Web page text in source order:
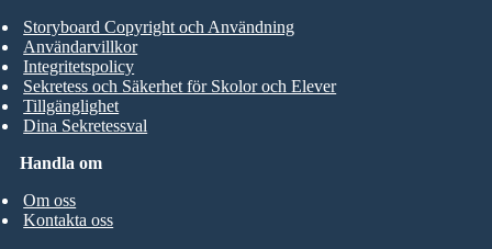
Handla om
Om oss
Kontakta oss
Storyboard Copyright och Användning
Användarvillkor
Integritetspolicy
Sekretess och Säkerhet för Skolor och Elever
Tillgänglighet
Dina Sekretessval